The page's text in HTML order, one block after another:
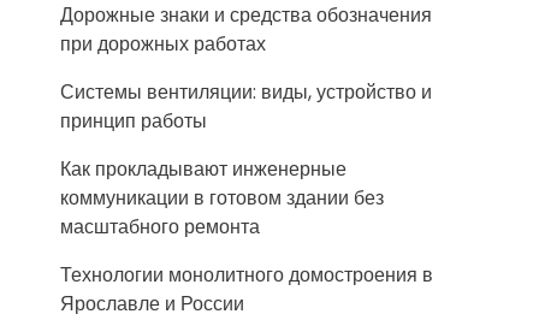
Дорожные знаки и средства обозначения
при дорожных работах
Системы вентиляции: виды, устройство и
принцип работы
Как прокладывают инженерные
коммуникации в готовом здании без
масштабного ремонта
Технологии монолитного домостроения в
Ярославле и России